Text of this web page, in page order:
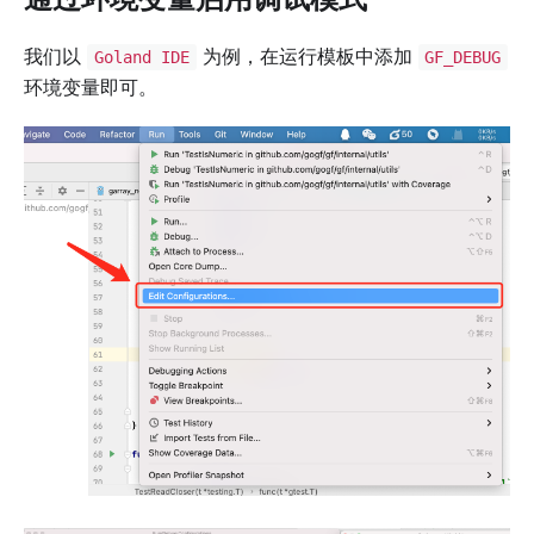
我们以 Goland IDE 为例，在运行模板中添加 GF_DEBUG
环境变量即可。